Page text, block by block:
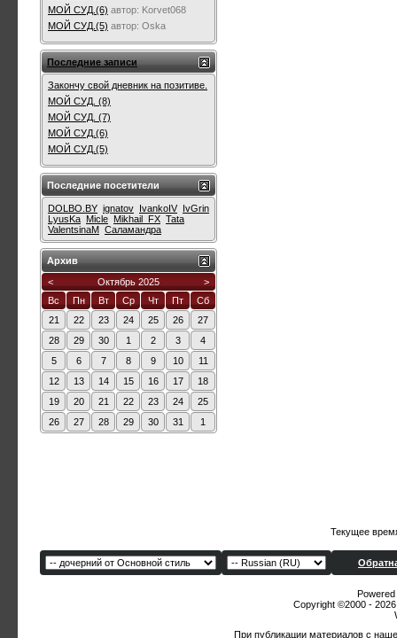
МОЙ СУД.(6) автор: Korvet068
МОЙ СУД.(5) автор: Oska
Последние записи
Закончу свой дневник на позитиве.
МОЙ СУД. (8)
МОЙ СУД. (7)
МОЙ СУД.(6)
МОЙ СУД.(5)
Последние посетители
DOLBO.BY ignatov IvankoIV IvGrin
LyusKa Micle Mikhail_FX Tata
ValentsinaM Саламандра
Архив
<
>
Октябрь 2025
Вс
Пн Вт Ср Чт Пт
Сб
21
22 23 24 25 26
27
28
29 30 1 2 3
4
5
6 7 8 9 10
11
12
13 14 15 16 17
18
19
20 21 22 23 24
25
26
27 28 29 30 31 1
Текущее
Copyright ©2000 -
При публикации материалов с